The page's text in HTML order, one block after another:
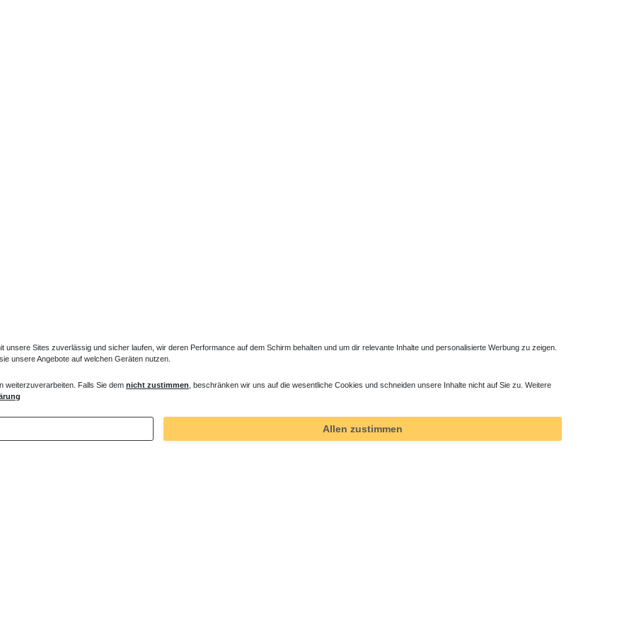
Sites zuverlässig und sicher laufen, wir deren Performance auf dem Schirm behalten und um dir relevante Inhalte und personalisierte Werbung zu zeigen.
unsere Angebote auf welchen Geräten nutzen.
weiterzuverarbeiten. Falls Sie dem nicht zustimmen , beschränken wir uns auf die wesentliche Cookies und schneiden unsere Inhalte nicht auf Sie zu. Weitere
Allen zustimmen